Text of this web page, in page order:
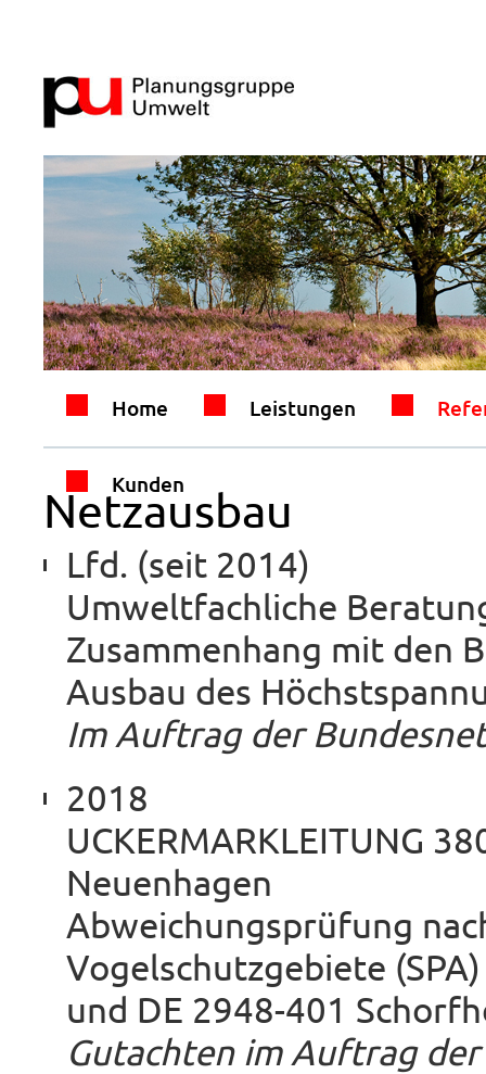
Home Leistungen
Kunden
Netzausbau
Lfd. (seit 2014)
Umweltfachliche
Zusammenhang mit den
Ausbau des
Im Auftrag der
2018
UCKERMARKLEITUNG
Neuenhagen
Abweichungsprüfung
Vogelschutzgebiete
und DE 2948-401
Gutachten im Auftrag